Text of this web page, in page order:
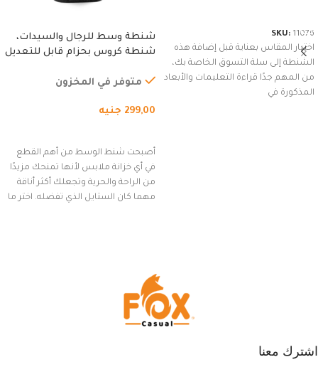
SKU: 11076
اختيار المقاس بعناية قبل إضافة هذه
الشنطة إلى سلة التسوق الخاصة بك،
من المهم جدًا قراءة التعليمات والأبعاد
المذكورة في
شنطة وسط للرجال والسيدات،
شنطة كروس بحزام قابل للتعديل
السفر، الجري العادي، المشي
(رمادي)
متوفر في المخزون
299,00 جنيه
أصبحت شنط الوسط من أهم القطع
في أي خزانة ملابس لأنها تمنحك مزيدًا
من الراحة والحرية وتجعلك أكثر أناقة
مهما كان الستايل الذي تفضله. اختر ما
اشترك معنا